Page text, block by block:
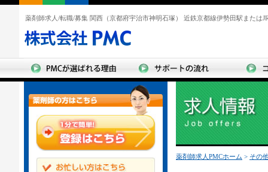
薬剤師求人/転職/募集 関西（京都府宇治市神明石塚） 近鉄京都線伊勢田駅また
薬剤師求人PMCホーム > その